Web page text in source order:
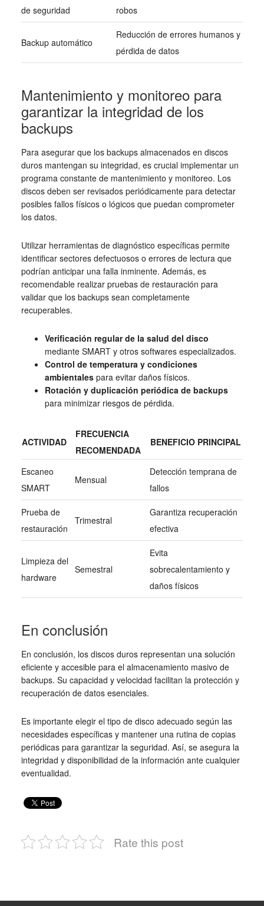
de seguridad
robos
Backup automático
Reducción de errores humanos y
pérdida de datos
Mantenimiento y monitoreo para
garantizar la integridad de los
backups
Para asegurar que los backups almacenados en discos
duros mantengan su integridad, es crucial implementar un
programa constante de mantenimiento y monitoreo. Los
discos deben ser revisados periódicamente para detectar
posibles fallos físicos o lógicos que puedan comprometer
los datos.
Utilizar herramientas de diagnóstico específicas permite
identificar sectores defectuosos o errores de lectura que
podrían anticipar una falla inminente. Además, es
recomendable realizar pruebas de restauración para
validar que los backups sean completamente
recuperables.
Verificación regular de la salud del disco
mediante SMART y otros softwares especializados.
Control de temperatura y condiciones
ambientalespara evitar daños físicos.
Rotación y duplicación periódica de backups
para minimizar riesgos de pérdida.
ACTIVIDAD
FRECUENCIA
RECOMENDADA
BENEFICIO PRINCIPAL
Escaneo
SMART
Mensual
Detección temprana de
fallos
Prueba de
restauración
Trimestral
Garantiza recuperación
efectiva
Limpieza del
hardware
Semestral
Evita
sobrecalentamiento y
daños físicos
En conclusión
En conclusión, los discos duros representan una solución
eficiente y accesible para el almacenamiento masivo de
backups. Su capacidad y velocidad facilitan la protección y
recuperación de datos esenciales.
Es importante elegir el tipo de disco adecuado según las
necesidades específicas y mantener una rutina de copias
periódicas para garantizar la seguridad. Así, se asegura la
integridad y disponibilidad de la información ante cualquier
eventualidad.
Rate this post